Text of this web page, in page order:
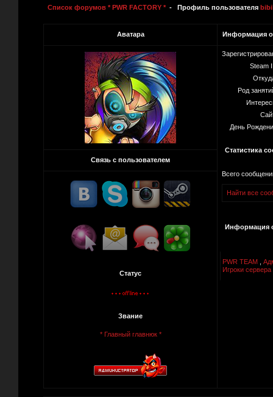
Список форумов * PWR FACTORY * - Профиль пользователя
Аватара Информация о
Steam
Род
День
Статистика
Всего
Найти все
Информация
PWR TEAM
Игроки
Связь с пользователем
Статус
Звание
* Главный главнюк *